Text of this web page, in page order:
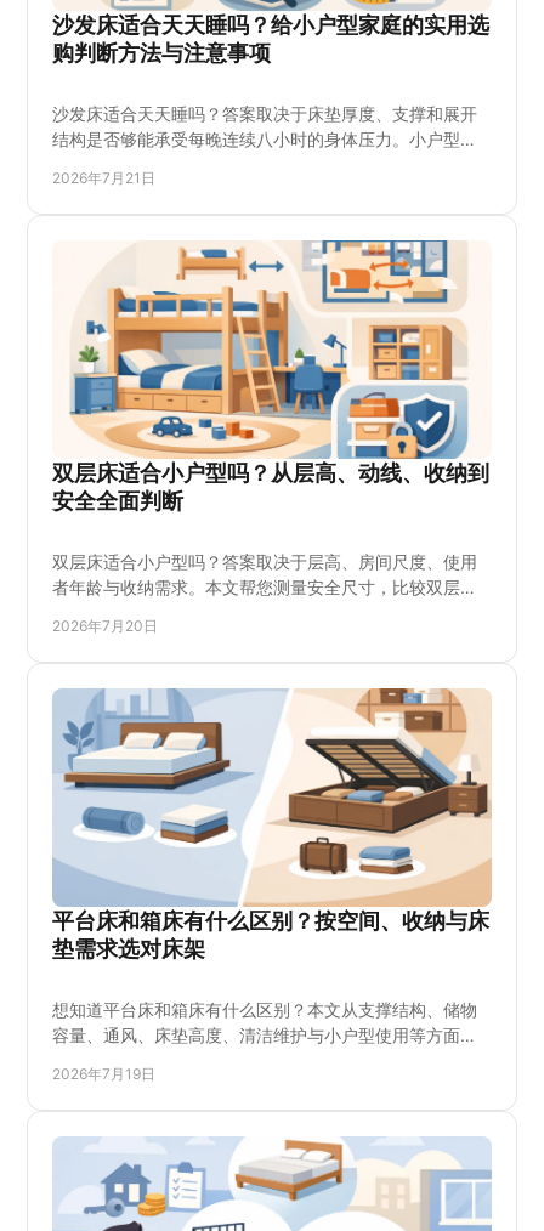
沙发床适合天天睡吗？给小户型家庭的实用选
购判断方法与注意事项
沙发床适合天天睡吗？答案取决于床垫厚度、支撑和展开
结构是否够能承受每晚连续八小时的身体压力。小户型需
纳便利。本文说明每日使用的选购重点，包括承托、耐
用、尺寸和维护方法，帮助您避开塌陷、异响与腰背不适
等问题，按预算选对适合长期睡眠沙发床选择和床垫方
2026年7月21日
双层床适合小户型吗？从层高、动线、收纳到
安全全面判断
双层床适合小户型吗？答案取决于层高、房间尺度、使用
者年龄与收纳需求。本文帮您测量安全尺寸，比较双层
栏、梯子和日常整理该如何选择，让儿童房、租房和紧凑
次卧住得更舒适。High Sun Mattress 提供实用床架与偏
硬床垫选择。适合先量房再下单，更稳。
2026年7月20日
平台床和箱床有什么区别？按空间、收纳与床
垫需求选对床架
想知道平台床和箱床有什么区别？本文从支撑结构、储物
容量、通风、床垫高度、清洁维护与小户型使用等方面说
适床架，并避免只看外观或价格造成后续使用不便。适合
正在布置新家、升级睡眠空间或为家人选床的消费者参
考。也适合重视偏硬支撑、椰棕床垫与实用耐用性的家庭
选购前阅读。
2026年7月19日